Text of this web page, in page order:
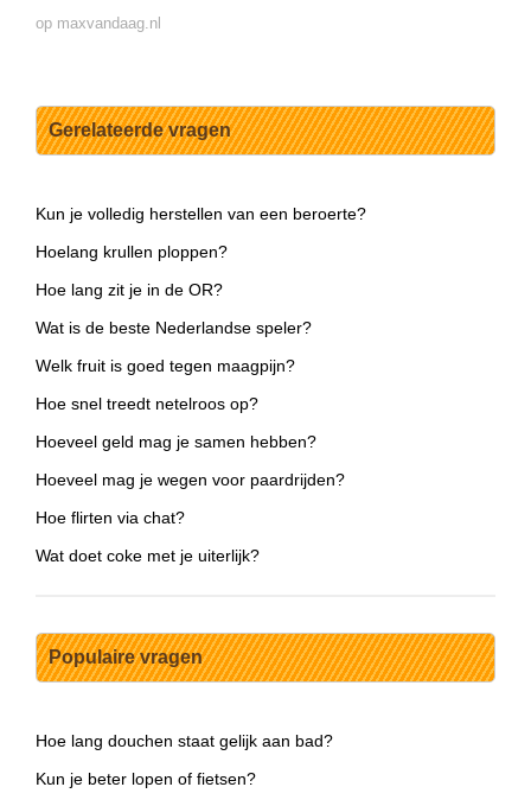
op maxvandaag.nl
Gerelateerde vragen
Kun je volledig herstellen van een beroerte?
Hoelang krullen ploppen?
Hoe lang zit je in de OR?
Wat is de beste Nederlandse speler?
Welk fruit is goed tegen maagpijn?
Hoe snel treedt netelroos op?
Hoeveel geld mag je samen hebben?
Hoeveel mag je wegen voor paardrijden?
Hoe flirten via chat?
Wat doet coke met je uiterlijk?
Populaire vragen
Hoe lang douchen staat gelijk aan bad?
Kun je beter lopen of fietsen?